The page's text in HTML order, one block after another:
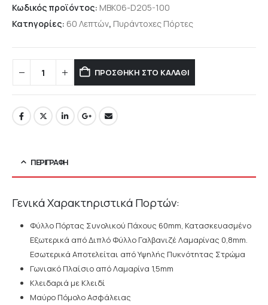
Κωδικός προϊόντος: MBK06-D205-100
Κατηγορίες: 60 Λεπτών, Πυράντοχες Πόρτες
ΠΡΟΣΘΉΚΗ ΣΤΟ ΚΑΛΆΘΙ
ΠΕΡΙΓΡΑΦΉ
Γενικά Χαρακτηριστικά Πορτών:
Φύλλο Πόρτας Συνολικού Πάχους 60mm, Κατασκευασμένο
Εξωτερικά από Διπλό Φύλλο Γαλβανιζέ Λαμαρίνας 0,8mm.
Εσωτερικά Αποτελείται από Υψηλής Πυκνότητας Στρώμα
Γωνιακό Πλαίσιο από Λαμαρίνα 1,5mm
Κλειδαριά με Κλειδί
Μαύρο Πόμολο Ασφάλειας